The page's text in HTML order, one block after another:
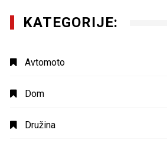
KATEGORIJE:
Avtomoto
Dom
Družina